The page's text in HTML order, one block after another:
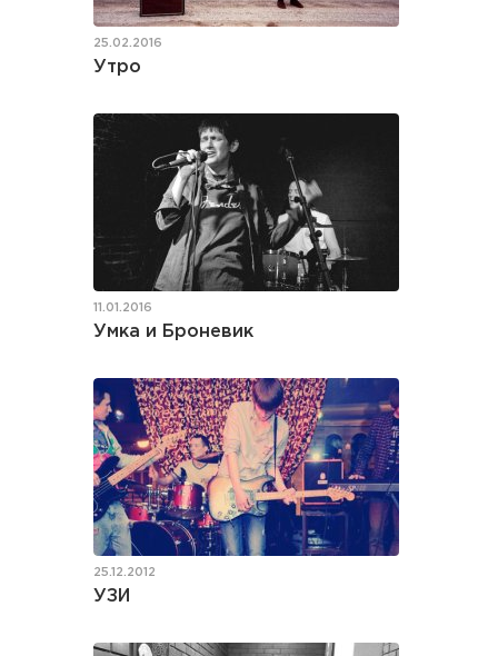
25.02.2016
Утро
11.01.2016
Умка и Броневик
25.12.2012
УЗИ